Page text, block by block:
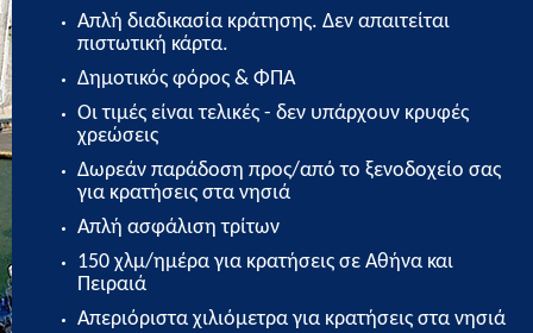
Απλή διαδικασία κράτησης. Δεν απαιτείται
πιστωτική κάρτα.
Δημοτικός φόρος & ΦΠΑ
Οι τιμές είναι τελικές - δεν υπάρχουν κρυφές
χρεώσεις
Δωρεάν παράδοση προς/από το ξενοδοχείο σας
για κρατήσεις στα νησιά
Απλή ασφάλιση τρίτων
150 χλμ/ημέρα για κρατήσεις σε Αθήνα και
Πειραιά
Απεριόριστα χιλιόμετρα για κρατήσεις στα νησιά